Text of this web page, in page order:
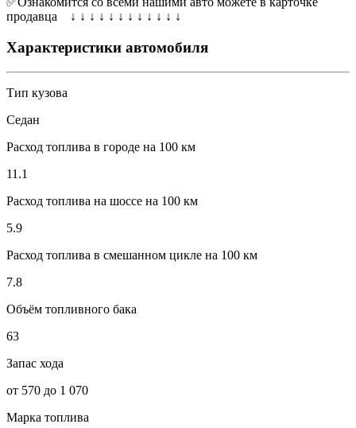
продавца ↓ ↓ ↓ ↓ ↓ ↓ ↓ ↓ ↓ ↓ ↓ ↓
Характеристики автомобиля
Тип кузова
Седан
Расход топлива в городе на 100 км
11.1
Расход топлива на шоссе на 100 км
5.9
Расход топлива в смешанном цикле на 100 км
7.8
Объём топливного бака
63
Запас хода
от 570 до 1 070
Марка топлива